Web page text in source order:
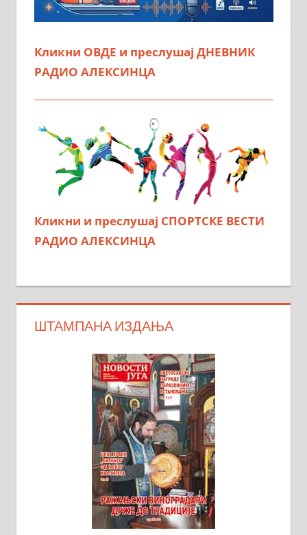
Кликни ОВДЕ и преслушај ДНЕВНИК
РАДИО АЛЕКСИНЦА
Кликни и преслушај СПОРТСКЕ ВЕСТИ
РАДИО АЛЕКСИНЦА
ШТАМПАНА ИЗДАЊА